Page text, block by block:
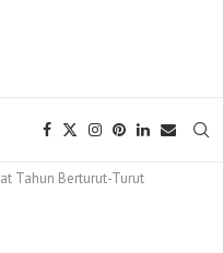
Tahun Berturut-Turut